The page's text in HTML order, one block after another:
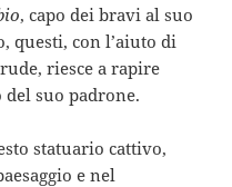
, capo dei bravi al suo
questi, con l’aiuto di
riesce a rapire
suo padrone.
statuario cattivo,
e nel